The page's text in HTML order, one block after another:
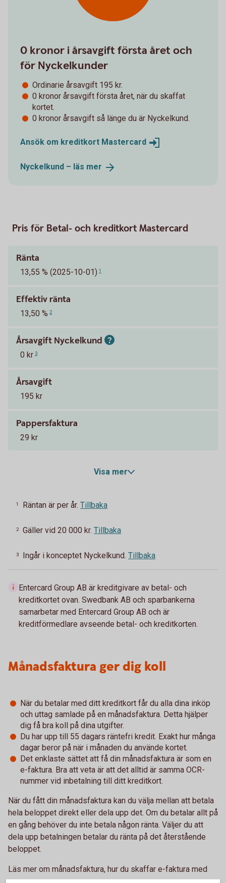
0 kronor i årsavgift första året och
för Nyckelkunder
Ordinarie årsavgift 195 kr.
0 kronor årsavgift första året, när du skaffat
kortet.
0 kronor årsavgift så länge du är Nyckelkund.
Ansök om kreditkort Mastercard
Nyckelkund – läs mer
Pris för Betal- och kreditkort Mastercard
Ränta
13,55 % (2025-10-01) 1
Effektiv ränta
13,50 % 2
Årsavgift Nyckelkund
0 kr 3
Årsavgift
195 kr
Pappersfaktura
29 kr
Visa mer
1 Räntan är per år. Tillbaka
2 Gäller vid 20 000 kr. Tillbaka
3 Ingår i konceptet Nyckelkund. Tillbaka
Entercard Group AB är kreditgivare av betal- och
kreditkortet ovan. Swedbank AB och sparbankerna
samarbetar med Entercard Group AB och är
kreditförmedlare avseende betal- och kreditkorten.
Månadsfaktura ger dig koll
När du betalar med ditt kreditkort får du alla dina inköp
och uttag samlade på en månadsfaktura. Detta hjälper
dig få bra koll på dina utgifter.
Du har upp till 55 dagars räntefri kredit. Exakt hur många
dagar beror på när i månaden du använde kortet.
Det enklaste sättet att få din månadsfaktura är som en
e-faktura. Bra att veta är att det alltid är samma OCR-
nummer vid inbetalning till ditt kreditkort.
När du fått din månadsfaktura kan du välja mellan att betala
hela beloppet direkt eller dela upp det. Om du betalar allt på
en gång behöver du inte betala någon ränta. Väljer du att
dela upp betalningen betalar du ränta på det återstående
beloppet.
Läs mer om månadsfaktura, hur du skaffar e-faktura med